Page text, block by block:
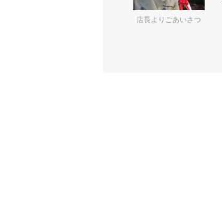
店長よりごあいさつ